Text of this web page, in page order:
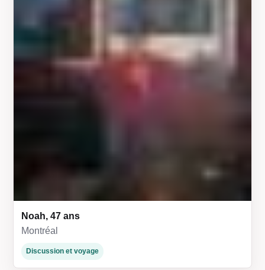
Noah, 47 ans
Montréal
Discussion et voyage